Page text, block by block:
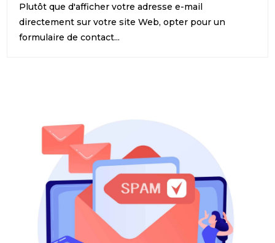
Plutôt que d'afficher votre adresse e-mail
directement sur votre site Web, opter pour un
formulaire de contact...